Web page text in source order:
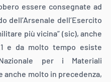
essere consegnate ad
dell’Arsenale dell’Esercito
più vicina” (sic), anche
e da molto tempo esiste
Nazionale per i Materiali
anche molto in precedenza,